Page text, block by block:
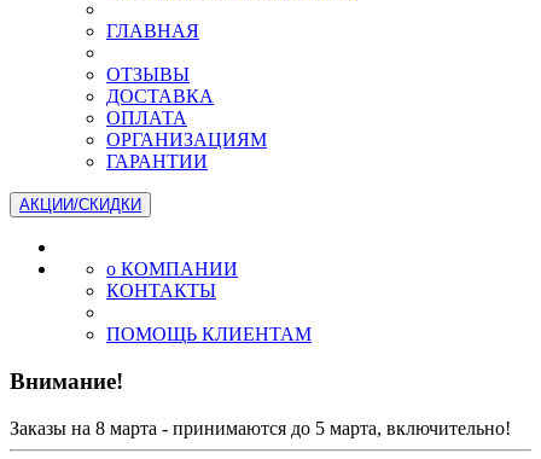
ГЛАВНАЯ
ОТЗЫВЫ
ДОСТАВКА
ОПЛАТА
ОРГАНИЗАЦИЯМ
ГАРАНТИИ
АКЦИИ/СКИДКИ
о КОМПАНИИ
КОНТАКТЫ
ПОМОЩЬ КЛИЕНТАМ
Внимание!
Заказы на 8 марта - принимаются до 5 марта, включительно!